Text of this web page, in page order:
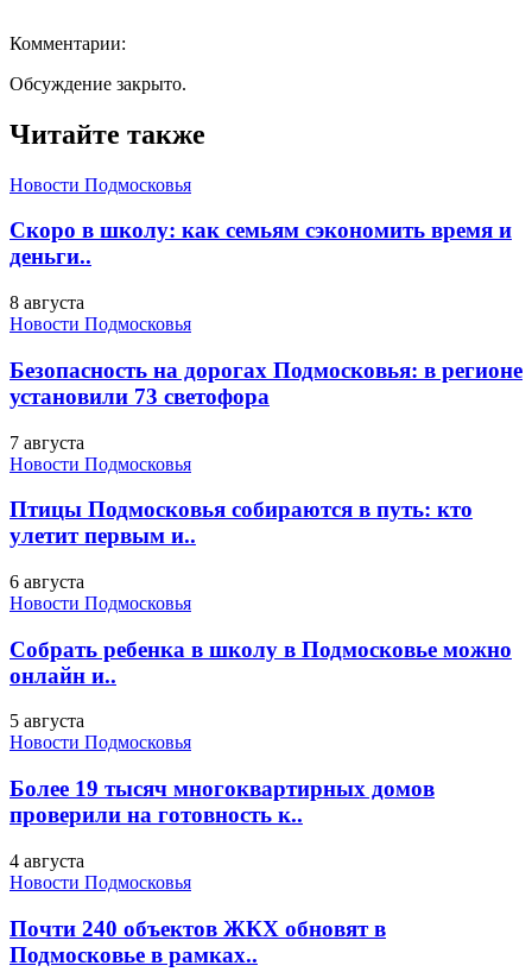
Комментарии:
Обсуждение закрыто.
Читайте также
Новости Подмосковья
Скоро в школу: как семьям сэкономить время и
деньги..
8 августа
Новости Подмосковья
Безопасность на дорогах Подмосковья: в регионе
установили 73 светофора
7 августа
Новости Подмосковья
Птицы Подмосковья собираются в путь: кто
улетит первым и..
6 августа
Новости Подмосковья
Собрать ребенка в школу в Подмосковье можно
онлайн и..
5 августа
Новости Подмосковья
Более 19 тысяч многоквартирных домов
проверили на готовность к..
4 августа
Новости Подмосковья
Почти 240 объектов ЖКХ обновят в
Подмосковье в рамках..